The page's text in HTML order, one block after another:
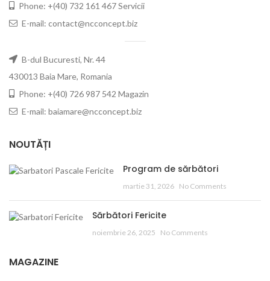
Phone: +(40) 732 161 467 Servicii
E-mail: contact@ncconcept.biz
B-dul Bucuresti, Nr. 44
430013 Baia Mare, Romania
Phone: +(40) 726 987 542 Magazin
E-mail: baiamare@ncconcept.biz
NOUTĂȚI
Program de sărbători
martie 31, 2026 No Comments
Sărbători Fericite
noiembrie 26, 2025 No Comments
MAGAZINE